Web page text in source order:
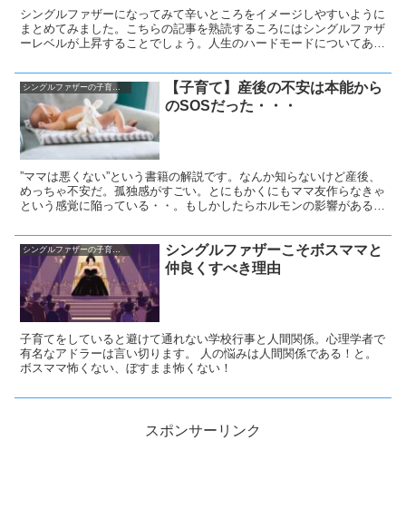
シングルファザーになってみて辛いところをイメージしやすいように
まとめてみました。こちらの記事を熟読するころにはシングルファザ
ーレベルが上昇することでしょう。人生のハードモードについてあら
考にしてみてください。
【子育て】産後の不安は本能から
のSOSだった・・・
”ママは悪くない”という書籍の解説です。なんか知らないけど産後、
めっちゃ不安だ。孤独感がすごい。とにもかくにもママ友作らなきゃ
という感覚に陥っている・・。もしかしたらホルモンの影響があるか
そうです。
シングルファザーこそボスママと
仲良くすべき理由
子育てをしていると避けて通れない学校行事と人間関係。心理学者で
有名なアドラーは言い切ります。 人の悩みは人間関係である！と。
ボスママ怖くない、ぼすまま怖くない！
スポンサーリンク